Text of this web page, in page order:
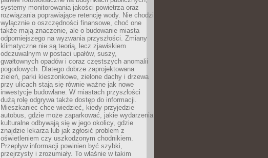
systemy monitorowania jakości powietrza oraz
rozwiązania poprawiające retencję wody. Nie chodzi
wyłącznie o oszczędności finansowe, choć one
także mają znaczenie, ale o budowanie miasta
odporniejszego na wyzwania przyszłości. Zmiany
klimatyczne nie są teorią, lecz zjawiskiem
odczuwalnym w postaci upałów, suszy,
gwałtownych opadów i coraz częstszych anomalii
pogodowych. Dlatego dobrze zaprojektowana
zieleń, parki kieszonkowe, zielone dachy i drzewa
przy ulicach stają się równie ważne jak nowe
inwestycje budowlane. W miastach przyszłości
dużą rolę odgrywa także dostęp do informacji.
Mieszkaniec chce wiedzieć, kiedy przyjedzie
autobus, gdzie może zaparkować, jakie wydarzenia
kulturalne odbywają się w jego okolicy, gdzie
znajdzie lekarza lub jak zgłosić problem z
oświetleniem czy uszkodzonym chodnikiem.
Przepływ informacji powinien być szybki,
przejrzysty i zrozumiały. To właśnie w takim